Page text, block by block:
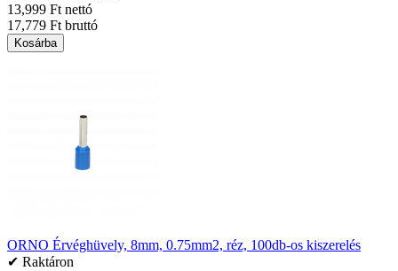
13,999 Ft nettó
17,779 Ft bruttó
Kosárba
ORNO Érvéghüvely, 8mm, 0.75mm2, réz, 100db-os kiszerelés
✔ Raktáron